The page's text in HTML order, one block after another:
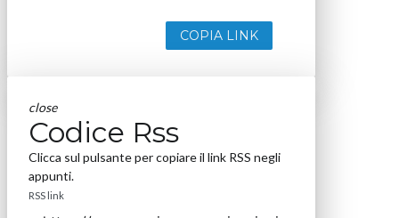
COPIA LINK
close
Codice Rss
Clicca sul pulsante per copiare il link RSS negli
appunti.
RSS link